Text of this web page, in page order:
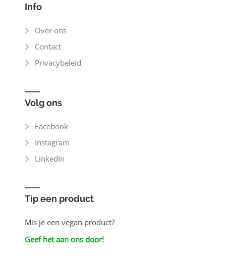
Info
Over ons
Contact
Privacybeleid
Volg ons
Facebook
Instagram
LinkedIn
Tip een product
Mis je een vegan product?
Geef het aan ons door!